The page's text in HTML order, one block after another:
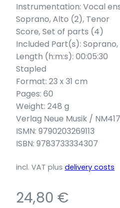
Instrumentation: Vocal
Soprano, Alto (2), Tenor
Score, Set of parts (4)
Included Part(s):
Length (h:m:s): 00:05:30
Stapled
Format: 23 x 31 cm
Pages: 60
Weight: 248 g
Verlag Neue Musik /
ISMN: 9790203269113
ISBN: 9783733334307
incl. VAT plus delivery costs
24,80 €